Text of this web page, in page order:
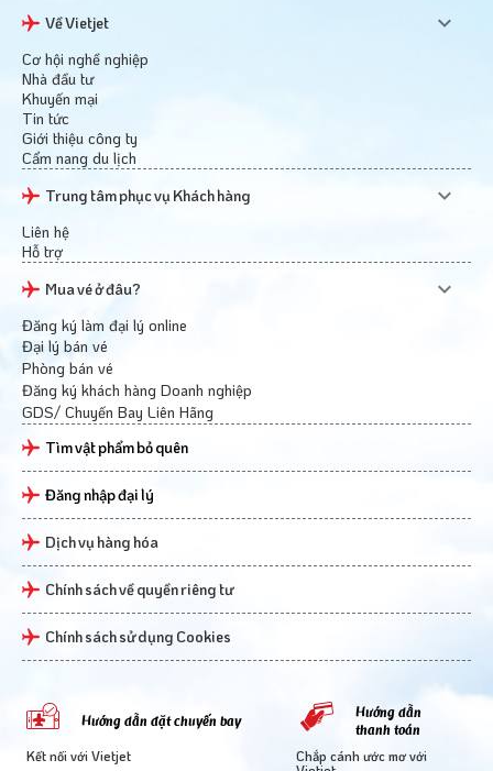
Về Vietjet
Cơ hội nghề nghiệp
Nhà đầu tư
Khuyến mại
Tin tức
Giới thiệu công ty
Cẩm nang du lịch
Trung tâm phục vụ Khách hàng
Liên hệ
Hỗ trợ
Mua vé ở đâu?
Đăng ký làm đại lý online
Đại lý bán vé
Phòng bán vé
Đăng ký khách hàng Doanh nghiệp
GDS/ Chuyến Bay Liên Hãng
Tìm vật phẩm bỏ quên
Đăng nhập đại lý
Dịch vụ hàng hóa
Chính sách về quyền riêng tư
Chính sách sử dụng Cookies
Hướng dẫn đặt chuyến bay
Hướng dẫn
thanh toán
Kết nối với Vietjet
Chắp cánh ước mơ với